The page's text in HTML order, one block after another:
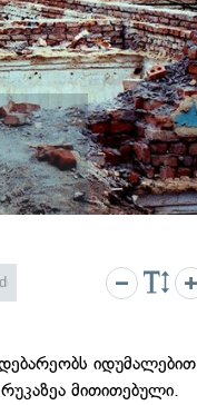
იდუმალებით
მითითებული.